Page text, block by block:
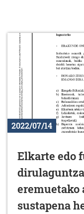
2022/07/14
Elkarte edo
eremuetako
sustapena